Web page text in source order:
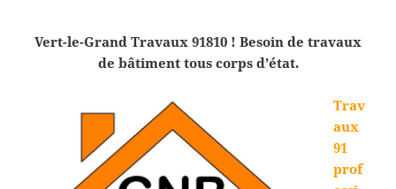
Vert-le-Grand Travaux 91810 ! Besoin de travaux
de bâtiment tous corps d’état.
Trav
aux
91
prof